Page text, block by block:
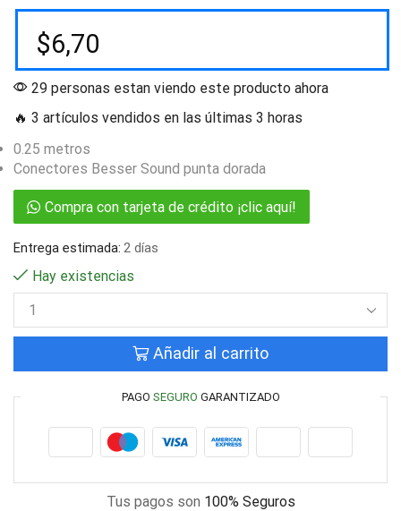
$6,70
29 personas estan viendo este producto ahora
🔥 3 artículos vendidos en las últimas 3 horas
0.25 metros
Conectores Besser Sound punta dorada
Compra con tarjeta de crédito ¡clic aquí!
Entrega estimada: 2 días
Hay existencias
Añadir al carrito
PAGO SEGURO GARANTIZADO
Tus pagos son 100% Seguros